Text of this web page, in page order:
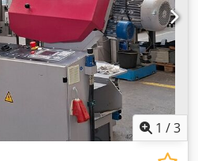
za hlađenje - Radna
1 /3